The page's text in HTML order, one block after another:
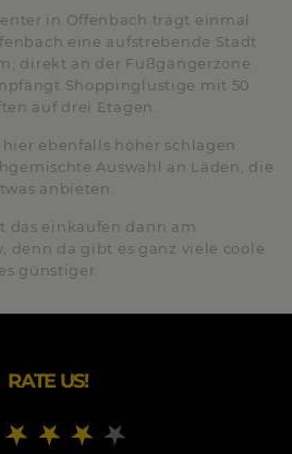
in Offenbach trägt einmal
eine aufstrebende Stadt
direkt an der Fußgängerzone
Shoppinglustige mit 50
auf drei Etagen.
ebenfalls höher schlagen
Auswahl an Läden, die
anbieten.
das einkaufen dann am
denn da gibt es ganz viele coole
günstiger.
RATE US!